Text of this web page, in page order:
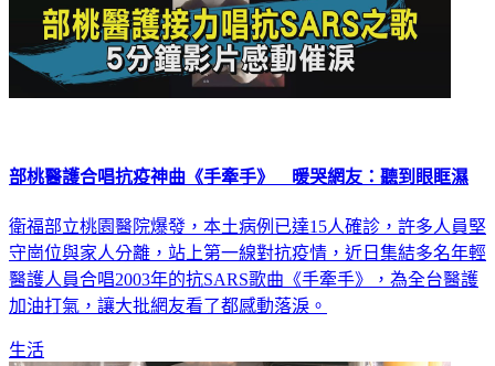
部桃醫護合唱抗疫神曲《手牽手》 暖哭網友：聽到眼眶濕
衛福部立桃園醫院爆發，本土病例已達15人確診，許多人員堅
守崗位與家人分離，站上第一線對抗疫情，近日集結多名年輕
醫護人員合唱2003年的抗SARS歌曲《手牽手》，為全台醫護
加油打氣，讓大批網友看了都感動落淚。
生活